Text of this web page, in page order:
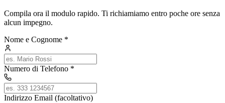
Compila ora il modulo rapido. Ti richiamiamo entro poche ore senza
alcun impegno.
Nome e Cognome *
Numero di Telefono *
Indirizzo Email (facoltativo)